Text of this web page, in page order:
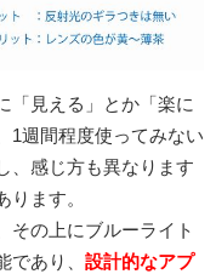
「見える」とか「楽に
1週間程度使ってみない
、感じ方も異なります
ます。
その上にブルーライト
あり、 設計的なアプ